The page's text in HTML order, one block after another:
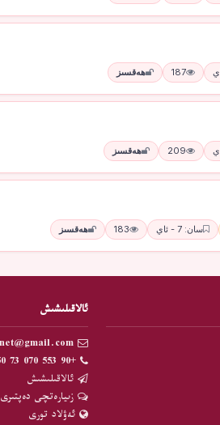
187 ھەقسىز
209 ھەقسىز
سان: 7 - ئاي 183 ھەقسىز
ئالاقىلىشىش
ewlatnet@gmail.com
+90 553 070 73 50
ئالاقىلىشىش
زىيارەتچى دەپتىرى
ئەۋلاد تورى